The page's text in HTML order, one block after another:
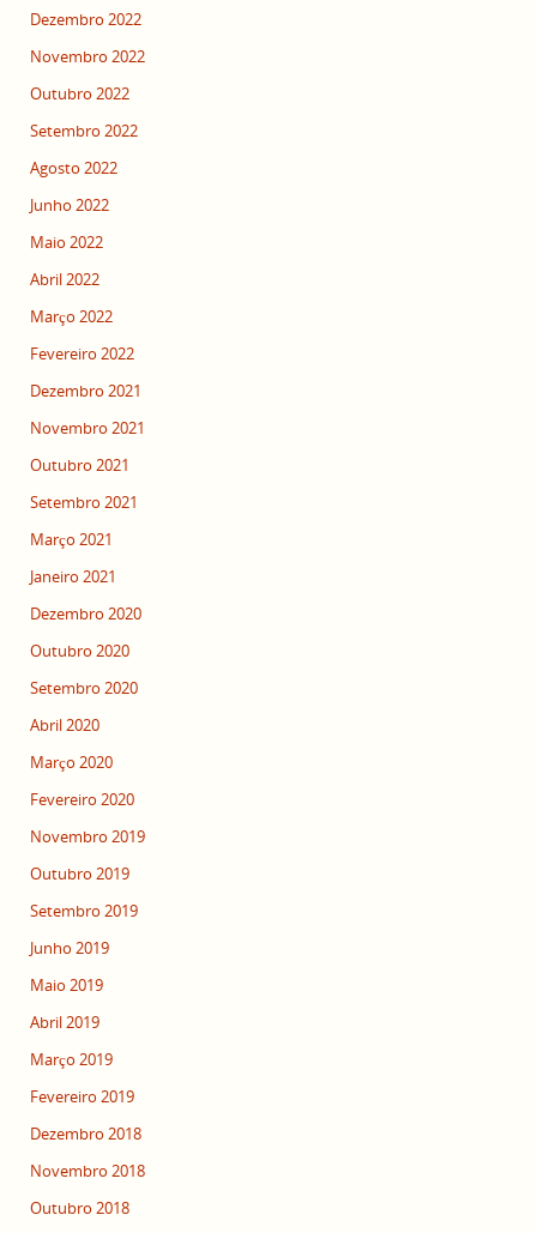
Dezembro 2022
Novembro 2022
Outubro 2022
Setembro 2022
Agosto 2022
Junho 2022
Maio 2022
Abril 2022
Março 2022
Fevereiro 2022
Dezembro 2021
Novembro 2021
Outubro 2021
Setembro 2021
Março 2021
Janeiro 2021
Dezembro 2020
Outubro 2020
Setembro 2020
Abril 2020
Março 2020
Fevereiro 2020
Novembro 2019
Outubro 2019
Setembro 2019
Junho 2019
Maio 2019
Abril 2019
Março 2019
Fevereiro 2019
Dezembro 2018
Novembro 2018
Outubro 2018